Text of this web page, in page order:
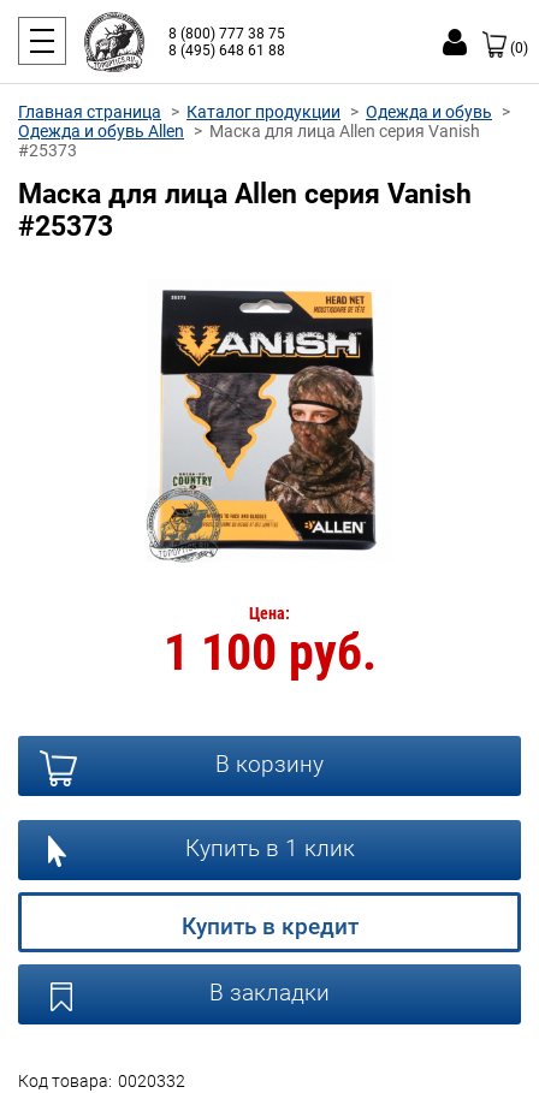
8 (800) 777 38 75
8 (495) 648 61 88
(0)
Главная страница Каталог продукции
Одежда и обувь
Одежда и обувь Allen
Маска для лица Allen серия Vanish
#25373
Маска для лица Allen серия Vanish
#25373
Код товара: 0020332
Цена:
1 100 руб.
В корзину
Купить в 1 клик
Купить в кредит
В закладки